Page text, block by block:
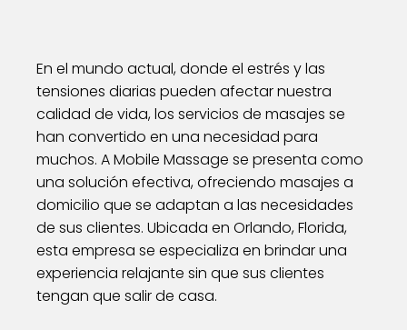
En el mundo actual, donde el estrés y las
tensiones diarias pueden afectar nuestra
calidad de vida, los servicios de masajes se
han convertido en una necesidad para
muchos. A Mobile Massage se presenta como
una solución efectiva, ofreciendo masajes a
domicilio que se adaptan a las necesidades
de sus clientes. Ubicada en Orlando, Florida,
esta empresa se especializa en brindar una
experiencia relajante sin que sus clientes
tengan que salir de casa.